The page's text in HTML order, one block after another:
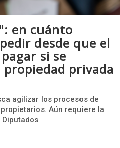
en cuánto
desde que el
si se
privada
agilizar los procesos de
Aún requiere la